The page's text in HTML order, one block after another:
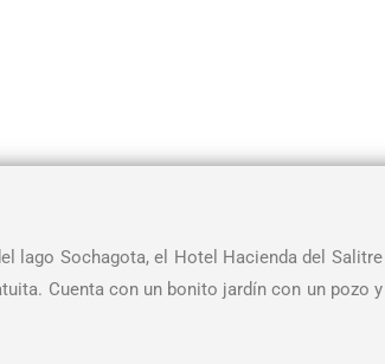
lago Sochagota, el Hotel Hacienda del Salitre
Cuenta con un bonito jardín con un pozo y